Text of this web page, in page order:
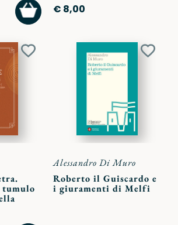
AGGIUNGI
AL
CARRELLO
€ 8,00
Aggiungi
Alessandro Di Muro
Roberto il Guiscardo e
i giuramenti di Melfi